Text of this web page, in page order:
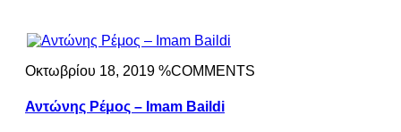
Οκτωβρίου 18, 2019 %COMMENTS
Αντώνης Ρέμος – Imam Baildi